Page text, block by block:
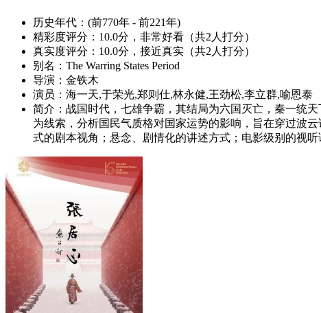
历史年代： (前770年 - 前221年)
精彩度评分： 10.0分，非常好看（共2人打分）
真实度评分： 10.0分，接近真实（共2人打分）
别名： The Warring States Period
导演： 金铁木
演员： 海一天,于荣光,郑则仕,林永健,王劲松,李立群,喻恩泰
简介： 战国时代，七雄争霸，其结局为六国灭亡，秦一统
为线索，分析国民气质格对国家运势的影响，旨在穿过波
式的剧本视角；悬念、剧情化的讲述方式；电影级别的视